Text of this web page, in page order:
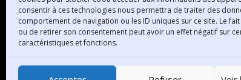
consentir à ces technologies nous permettra de traiter des
comportement de navigation ou les ID uniques sur ce site. Le
ou de retirer son consentement peut avoir un effet négatif sur
caractéristiques et fonctions.